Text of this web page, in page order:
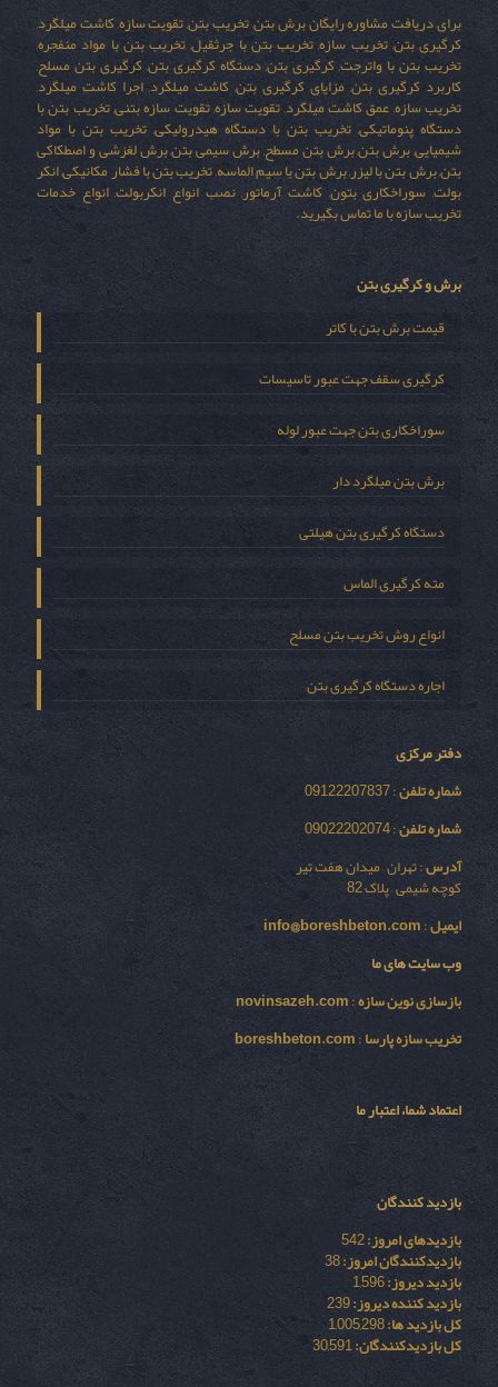
برای دریافت مشاوره رایگان برش بتن, تخریب بتن, تقویت سازه, کاشت میلگرد,
کرگیری بتن, تخریب سازه, تخریب بتن با جرثقیل, تخریب بتن با مواد منفجره,
تخریب بتن با واترجت, کرگیری بتن, دستگاه کرگیری بتن, کرگیری بتن مسلح,
کاربرد کرگیری بتن, مزایای کرگیری بتن, کاشت میلگرد, اجرا کاشت میلگرد,
تخریب سازه, عمق کاشت میلگرد, تقویت سازه, تقویت سازه بتنی, تخریب بتن با
دستگاه پنوماتیکی, تخریب بتن با دستگاه هیدرولیکی, تخریب بتن با مواد
شیمیایی, برش بتن, برش بتن مسطح, برش سیمی بتن, برش لغزشی و اصطکاکی
بتن, برش بتن با لیزر, برش بتن با سیم الماسه, تخریب بتن با فشار مکانیکی, انکر
بولت, سوراخکاری بتون, کاشت آرماتور, نصب انواع انکربولت, انواع خدمات
تخریب سازه با ما تماس بگیرید.
برش و کرگیری بتن
قیمت برش بتن با کاتر
کرگیری سقف جهت عبور تاسیسات
سوراخکاری بتن جهت عبور لوله
برش بتن میلگرد دار
دستگاه کرگیری بتن هیلتی
مته کرگیری الماس
انواع روش تخریب بتن مسلح
اجاره دستگاه کرگیری بتن
دفتر مرکزی
شماره تلفن: 09122207837
شماره تلفن: 09022202074
آدرس: تهران – میدان هفت تیر
کوچه شیمی – پلاک 82
ایمیل:
info@boreshbeton.com
وب سایت های ما
بازسازی نوين سازه:
novinsazeh.com
تخریب سازه پارسا:
boreshbeton.com
اعتماد شما، اعتبار ما
بازدید کنندگان
بازدیدهای امروز:542
بازدیدکنندگان امروز:38
بازدید دیروز:1,596
بازدید کننده دیروز:239
کل بازدید ها:1,005,298
کل بازدیدکنند‌گان:30,591